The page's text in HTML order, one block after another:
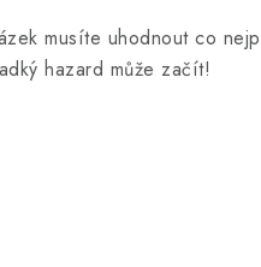
musíte uhodnout co
hazard může začít!